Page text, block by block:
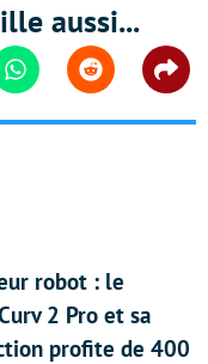
aussi...
WhatsappReddit
robot : le
2 Pro et sa
profite de 400